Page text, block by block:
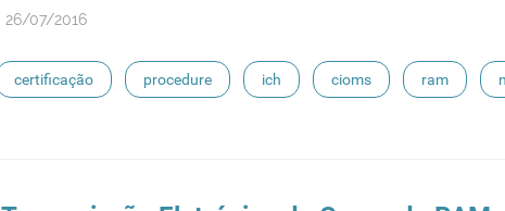
26/07/2016
certificação procedure ich cioms ram